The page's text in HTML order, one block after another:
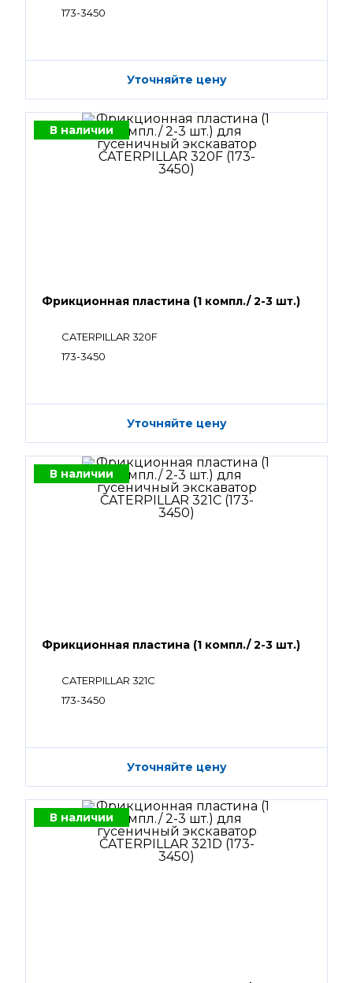
173-3450
Уточняйте цену
В наличии
Фрикционная пластина (1 компл./ 2-3 шт.)
CATERPILLAR 320F
173-3450
Уточняйте цену
В наличии
Фрикционная пластина (1 компл./ 2-3 шт.)
CATERPILLAR 321C
173-3450
Уточняйте цену
В наличии